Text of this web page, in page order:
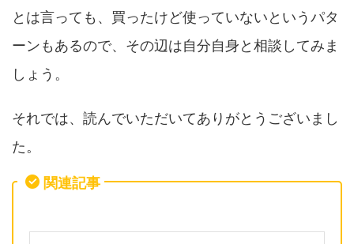
とは言っても、買ったけど使っていないというパタ
ーンもあるので、その辺は自分自身と相談してみま
しょう。
それでは、読んでいただいてありがとうございまし
た。
関連記事